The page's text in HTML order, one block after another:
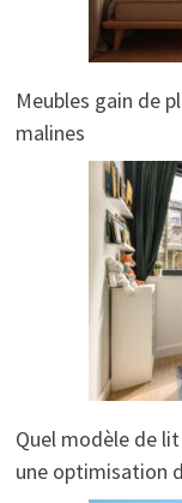
Meubles gain de
malines
Quel modèle de
une optimisation